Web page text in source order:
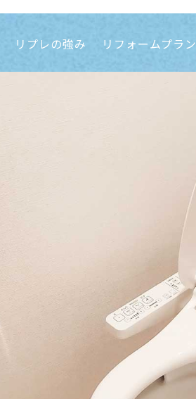
リプレの強み リフォームプラン